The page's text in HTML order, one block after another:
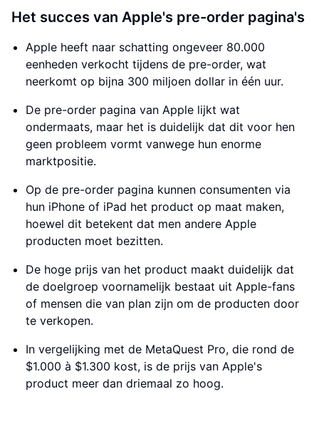
Het succes van Apple's pre-order pagina's
Apple heeft naar schatting ongeveer 80.000
eenheden verkocht tijdens de pre-order, wat
neerkomt op bijna 300 miljoen dollar in één uur.
De pre-order pagina van Apple lijkt wat
ondermaats, maar het is duidelijk dat dit voor hen
geen probleem vormt vanwege hun enorme
marktpositie.
Op de pre-order pagina kunnen consumenten via
hun iPhone of iPad het product op maat maken,
hoewel dit betekent dat men andere Apple
producten moet bezitten.
De hoge prijs van het product maakt duidelijk dat
de doelgroep voornamelijk bestaat uit Apple-fans
of mensen die van plan zijn om de producten door
te verkopen.
In vergelijking met de MetaQuest Pro, die rond de
$1.000 à $1.300 kost, is de prijs van Apple's
product meer dan driemaal zo hoog.